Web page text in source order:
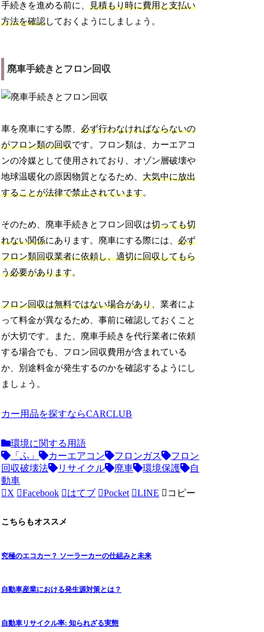
手続きを進める前に、見積もり時に費用と支払い
方法を確認しておくようにしましょう。
廃車手続きとフロン回収
車を廃車にする際、必ず行わなければならないの
がフロン類の回収です。フロン類は、カーエアコ
ンの冷媒として使用されており、オゾン層破壊や
地球温暖化の原因物質となるため、大気中に放出
することが法律で禁止されています。
そのため、廃車手続きとフロン回収は切っても切
れない関係にあります。廃車にする際には、必ず
フロン類回収業者に依頼し、適切に回収してもら
う必要があります。
フロン回収は無料ではない場合があり 、業者によ
って料金が異なるため、事前に確認しておくこと
が大切です。また、廃車手続きを代行業者に依頼
する場合でも、フロン回収費用が含まれている
か、別途料金が発生するのかを確認するようにし
ましょう。
カー用品を探すならCARCLUB
環境に関する用語
「ふ」
カーエアコン フロンガス
フロン
回収破壊法
リサイクル 廃車 環境保護
自
動車
X
Facebook はてブ Pocket LINE コピー
こちらもオススメ
究極のエコカー？ ソーラーカーの仕組みと未来
自動車産業における発生源対策とは？
自動車リサイクル率: 知られざる実態